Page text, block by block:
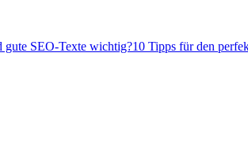
gute SEO-Texte wichtig?10 Tipps für den